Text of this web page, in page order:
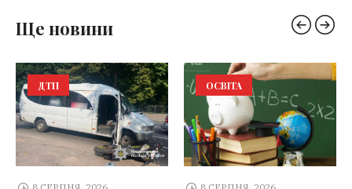
Ще новини
ДТП ОСВІТА